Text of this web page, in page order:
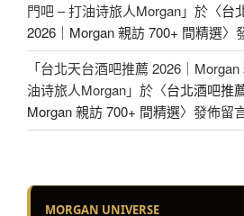
門吧 – 打油诗旅人Morgan」於〈台
2026｜Morgan 親訪 700+ 間精選〉
「台北天台酒吧推薦 2026｜
油诗旅人Morgan」於〈台北酒吧推
Morgan 親訪 700+ 間精選〉發佈留
MORGAN UNIVERSE